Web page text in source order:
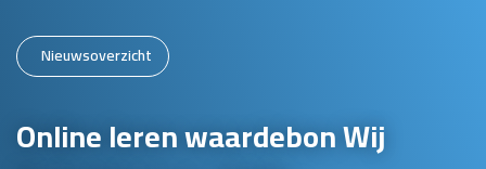
Nieuwsoverzicht
Online leren waardebon Wij